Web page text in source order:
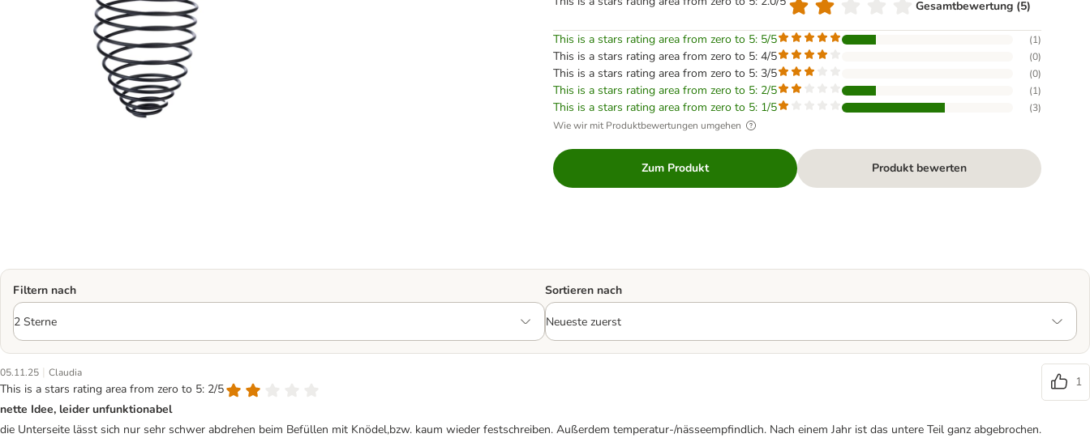
Gesamtbewertung (5)
This is a stars rating area from zero to 5: 5/5 (1)
This is a stars rating area from zero to 5: 4/5 (0)
This is a stars rating area from zero to 5: 3/5 (0)
This is a stars rating area from zero to 5: 2/5 (1)
This is a stars rating area from zero to 5: 1/5 (3)
Wie wir mit Produktbewertungen umgehen
Zum Produkt Produkt bewerten
Filtern nach Sortieren nach
05.11.25 | Claudia
This is a stars rating area from zero to 5: 2/5
1
nette Idee, leider unfunktionabel
die Unterseite lässt sich nur sehr schwer abdrehen beim Befüllen mit Knödel,bzw. kaum wieder festschreiben. Außerdem temperatur-/nässeempfindlich. Nach einem Jahr ist das untere Teil ganz abgebrochen.